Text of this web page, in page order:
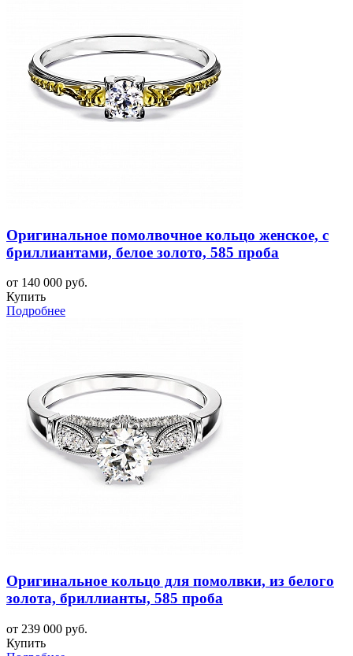
Оригинальное помолвочное кольцо женское, с
бриллиантами, белое золото, 585 проба
от 140 000 руб.
Купить
Подробнее
Оригинальное кольцо для помолвки, из белого
золота, бриллианты, 585 проба
от 239 000 руб.
Купить